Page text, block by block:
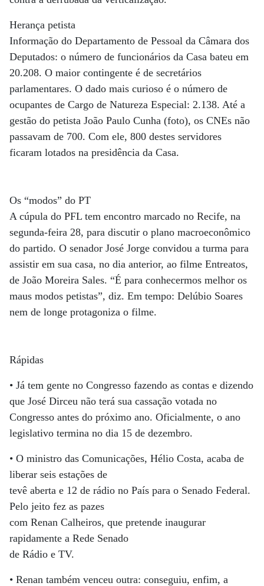
Herança petista
Informação do Departamento de Pessoal da Câmara dos
Deputados: o número de funcionários da Casa bateu em
20.208. O maior contingente é de secretários
parlamentares. O dado mais curioso é o número de
ocupantes de Cargo de Natureza Especial: 2.138. Até a
gestão do petista João Paulo Cunha (foto), os CNEs não
passavam de 700. Com ele, 800 destes servidores
ficaram lotados na presidência da Casa.
Os “modos” do PT
A cúpula do PFL tem encontro marcado no Recife, na
segunda-feira 28, para discutir o plano macroeconômico
do partido. O senador José Jorge convidou a turma para
assistir em sua casa, no dia anterior, ao filme Entreatos,
de João Moreira Sales. “É para conhecermos melhor os
maus modos petistas”, diz. Em tempo: Delúbio Soares
nem de longe protagoniza o filme.
Rápidas
• Já tem gente no Congresso fazendo as contas e dizendo
que José Dirceu não terá sua cassação votada no
Congresso antes do próximo ano. Oficialmente, o ano
legislativo termina no dia 15 de dezembro.
• O ministro das Comunicações, Hélio Costa, acaba de
liberar seis estações de
tevê aberta e 12 de rádio no País para o Senado Federal.
Pelo jeito fez as pazes
com Renan Calheiros, que pretende inaugurar
rapidamente a Rede Senado
de Rádio e TV.
• Renan também venceu outra: conseguiu, enfim, a